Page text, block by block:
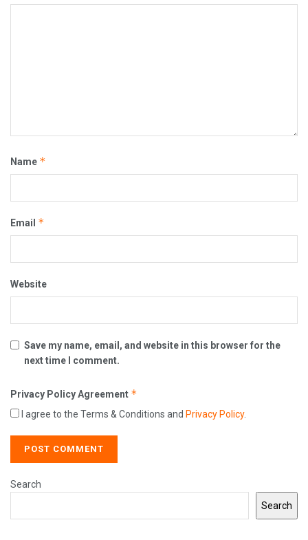
Name *
Email *
Website
Save my name, email, and website in this browser for the
next time I comment.
Privacy Policy Agreement *
I agree to the Terms & Conditions and Privacy Policy.
Search
Search